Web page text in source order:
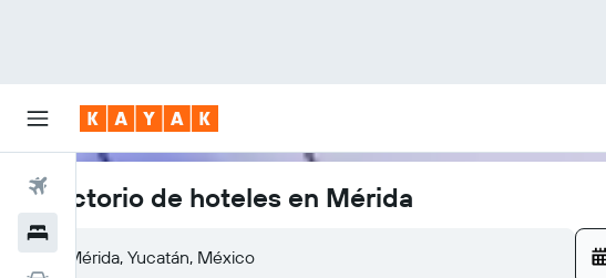
Vuelos
Directorio de hoteles en Mérida